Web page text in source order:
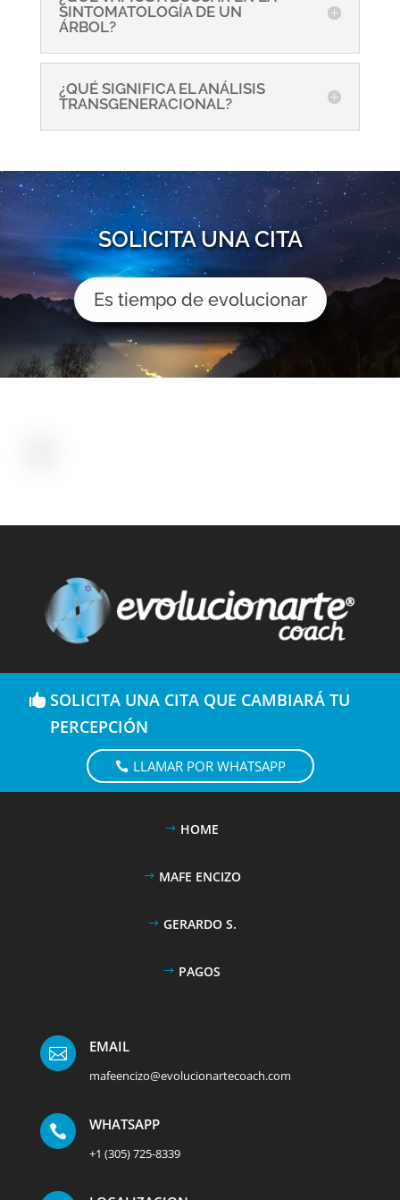
SINTOMATOLOGÍA DE UN
ÁRBOL?
¿QUÉ SIGNIFICA EL ANÁLISIS
TRANSGENERACIONAL?
SOLICITA UNA CITA
Es tiempo de evolucionar
SOLICITA UNA CITA QUE CAMBIARÁ TU
PERCEPCIÓN
LLAMAR POR WHATSAPP
HOME
MAFE ENCIZO
GERARDO S.
PAGOS
 EMAIL
mafeencizo@evolucionartecoach.com
 WHATSAPP
+1 (305) 725-8339